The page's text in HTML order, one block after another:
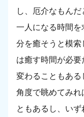
し、厄介なもんだ
一人になる時間を
分を癒そうと模
は癒す時間が必
変わることもある
角度で眺めてみれ
ともあるし、いず